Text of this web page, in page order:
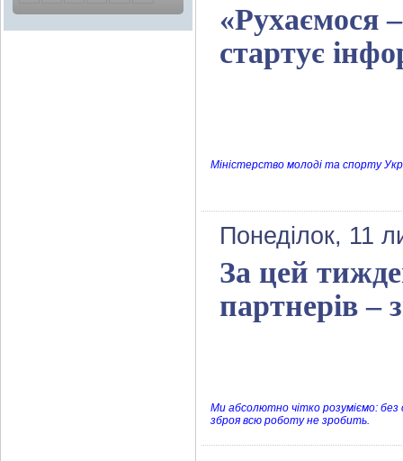
«Рухаємося
стартує
Міністерство молоді та спорту
Понеділок, 11
За цей
партнерів –
Ми абсолютно чітко розуміємо: без
зброя всю роботу не зробить.